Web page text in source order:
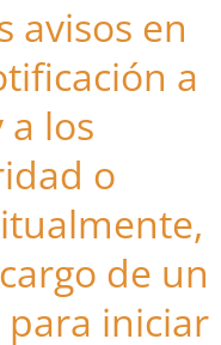
avisos en
a
los
o
de un
iniciar